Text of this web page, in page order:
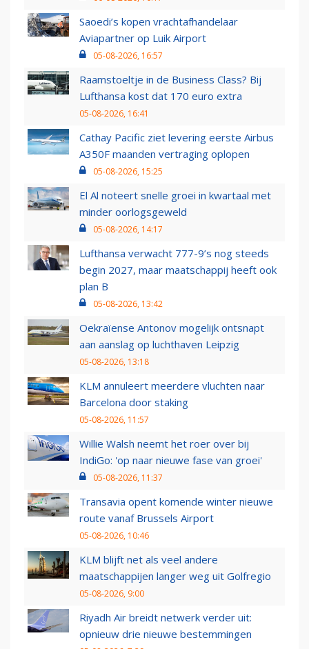
Saoedi’s kopen vrachtafhandelaar
Aviapartner op Luik Airport
05-08-2026, 16:57
Raamstoeltje in de Business Class? Bij
Lufthansa kost dat 170 euro extra
05-08-2026, 16:41
Cathay Pacific ziet levering eerste Airbus
A350F maanden vertraging oplopen
05-08-2026, 15:25
El Al noteert snelle groei in kwartaal met
minder oorlogsgeweld
05-08-2026, 14:17
Lufthansa verwacht 777-9’s nog steeds
begin 2027, maar maatschappij heeft ook
plan B
05-08-2026, 13:42
Oekraïense Antonov mogelijk ontsnapt
aan aanslag op luchthaven Leipzig
05-08-2026, 13:18
KLM annuleert meerdere vluchten naar
Barcelona door staking
05-08-2026, 11:57
Willie Walsh neemt het roer over bij
IndiGo: 'op naar nieuwe fase van groei'
05-08-2026, 11:37
Transavia opent komende winter nieuwe
route vanaf Brussels Airport
05-08-2026, 10:46
KLM blijft net als veel andere
maatschappijen langer weg uit Golfregio
05-08-2026, 9:00
Riyadh Air breidt netwerk verder uit:
opnieuw drie nieuwe bestemmingen